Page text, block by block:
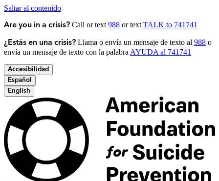
Saltar al contenido
Are you in a crisis? Call or text 988 or text TALK to 741741
¿Estás en una crisis? Llama o envía un mensaje de texto al 988 o
envía un mensaje de texto con la palabra AYUDA al 741741
Accesibilidad
Español
English